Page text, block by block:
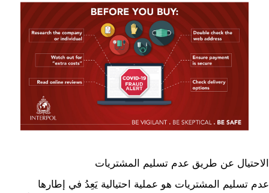
الاحتيال عن طريق عدم تسليم المشتريات
عدم تسليم المشتريات هو عملية احتيالية يَعِدُ في إطارها